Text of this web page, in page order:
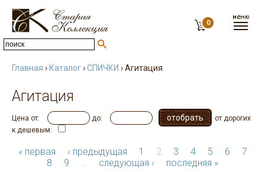
0
Главная › Каталог›СПИЧКИ › Агитация
Агитация
Цена от: до:
от дорогих
к дешевым:
« первая ‹ предыдущая 1 2 3 4 5 6
7
8
9 … следующая › последняя »